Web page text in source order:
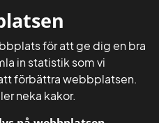
för att ge dig en bra
in statistik som vi
förbättra webbplatsen.
neka kakor.
Mina sidor